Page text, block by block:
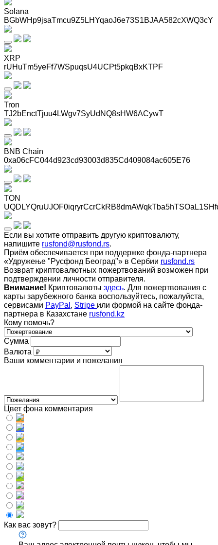
Solana
BGbWHp9jsaTmcu9Z5LHYqaoJ6e73S1BJAA582cXWQ3cY
XRP
rUHuTm5yeFf7WSpuqsU4UCPt5pkqBxKTPF
Tron
TJ2bEnctTjuu4LWgv7SyUdNQ8sHW6ACywT
BNB Chain
0xa06cFC044d923cd93003d835Cd409084ac605E76
TON
Если вы хотите отправить другую криптовалюту,
напишите rusfond@rusfond.rs.
Приём обеспечивается при поддержке фонда-партнера
«Удружење "Русфонд Београд"» в Сербии rusfond.rs
Возврат криптовалютных пожертвований возможен при
подтверждении личности отправителя.
Внимание! Криптовалюты здесь. Для пожертвования с
карты зарубежного банка воспользуйтесь, пожалуйста,
сервисами PayPal , Stripe или формой на сайте фонда-
партнера в Казахстане rusfond.kz
Кому помочь?
Сумма
Валюта
Ваши комментарии и пожелания
Цвет фона комментария
Как вас зовут?